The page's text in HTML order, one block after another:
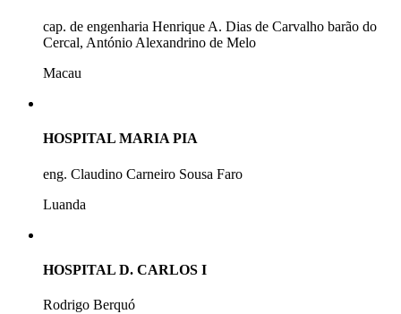
cap. de engenharia Henrique A. Dias de Carvalho barão do
Cercal, António Alexandrino de Melo
Macau
HOSPITAL MARIA PIA
eng. Claudino Carneiro Sousa Faro
Luanda
HOSPITAL D. CARLOS I
Rodrigo Berquó